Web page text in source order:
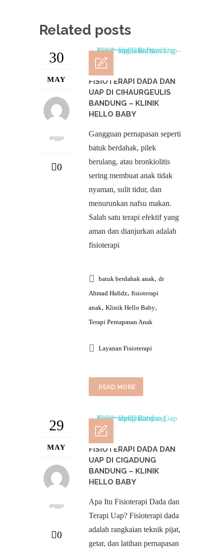
Related posts
30
MAY
angga
0
FISIOTERAPI DADA DAN
UAP DI CIHAURGEULIS
BANDUNG – KLINIK
HELLO BABY
Gangguan pernapasan seperti
batuk berdahak, pilek
berulang, atau bronkiolitis
sering membuat anak tidak
nyaman, sulit tidur, dan
menurunkan nafsu makan.
Salah satu terapi efektif yang
aman dan dianjurkan adalah
fisioterapi
batuk berdahak anak, dr
Ahmad Hafidz, fisioterapi
anak, Klinik Hello Baby,
Terapi Pernapasan Anak
Layanan Fisioterapi
READ MORE
29
MAY
angga
0
FISIOTERAPI DADA DAN
UAP DI CIGADUNG
BANDUNG – KLINIK
HELLO BABY
Apa Itu Fisioterapi Dada dan
Terapi Uap? Fisioterapi dada
adalah rangkaian teknik pijat,
getar, dan latihan pernapasan